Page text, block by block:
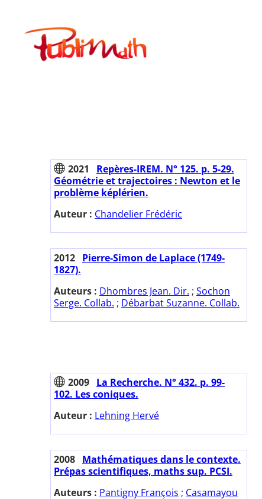
contenuPublimath
2021
Repères-IREM. N° 125. p. 5-29.
Géométrie et trajectoires : Newton et le
problème képlérien.
Auteur : Chandelier Frédéric
2012 Pierre-Simon de Laplace (1749-
1827).
Auteurs : Dhombres Jean. Dir. ; Sochon
Serge. Collab. ; Débarbat Suzanne. Collab.
2009 La Recherche. N° 432. p. 99-
102. Les coniques.
Auteur : Lehning Hervé
2008 Mathématiques dans le contexte.
Prépas scientifiques, maths sup. PCSI.
Auteurs : Pantigny François ; Casamayou